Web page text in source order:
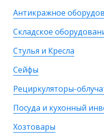
Антикражное
Складское
Стулья и Кресла
Сейфы
Рециркуляторы-
Посуда и кухонный
Хозтовары